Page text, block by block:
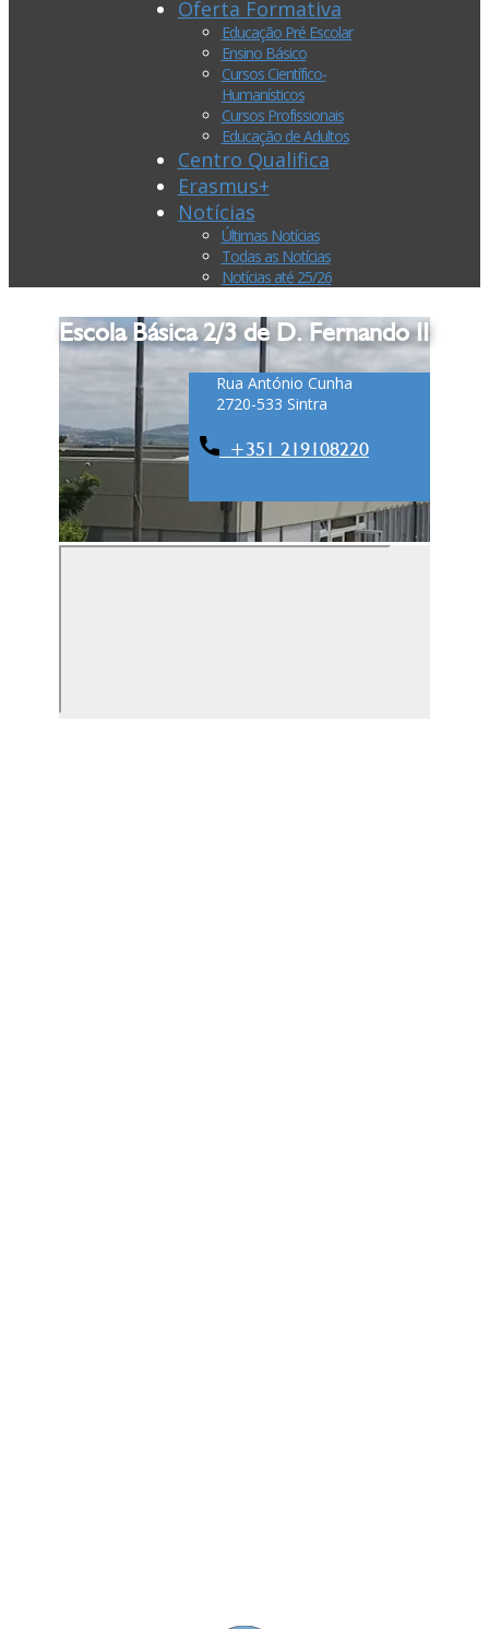
Oferta Formativa
Educação Pré Escolar
Ensino Básico
Cursos Científico-
Humanísticos
Cursos Profissionais
Educação de Adultos
Centro Qualifica
Erasmus+
Notícias
Últimas Notícias
Todas as Notícias
Notícias até 25/26
Escola Básica 2/3 de D. Fernando II
Rua António Cunha
2720-533 Sintra
+351 ​219108220